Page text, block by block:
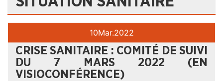
10Mar.2022
CRISE SANITAIRE : COMITÉ DE SUIVI
DU 7 MARS 2022 (EN
VISIOCONFÉRENCE)